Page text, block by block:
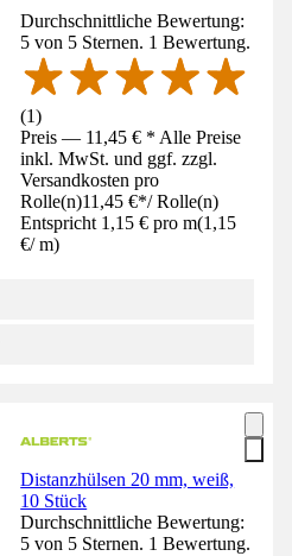
Durchschnittliche Bewertung:
5 von 5 Sternen. 1 Bewertung.
(1)
Preis — 11,45 € * Alle Preise
inkl. MwSt. und ggf. zzgl.
Versandkosten pro
Rolle(n)11,45 €*/ Rolle(n)
Entspricht 1,15 € pro m(1,15
€/ m)
Distanzhülsen 20 mm, weiß,
10 Stück
Durchschnittliche Bewertung:
5 von 5 Sternen. 1 Bewertung.